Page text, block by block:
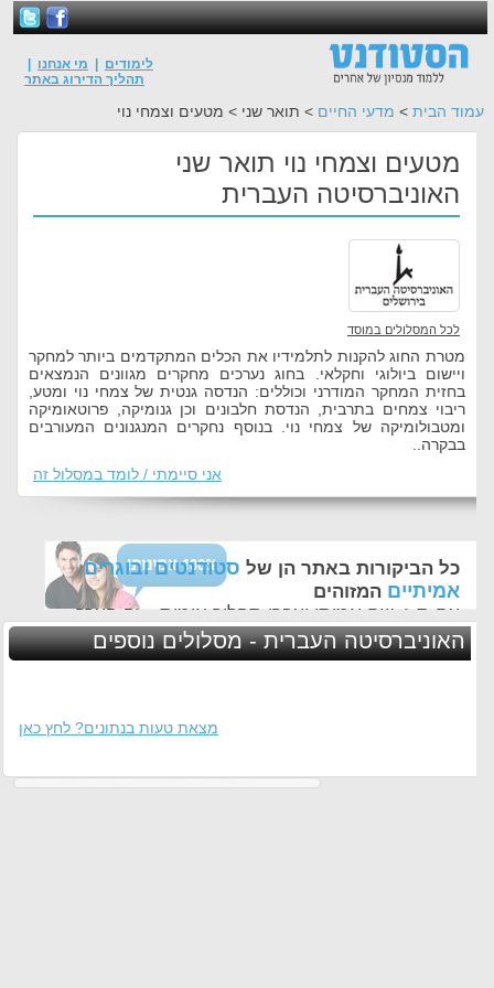
לימודים מי אנחנו
תהליך הדירוג באתר
עמוד הבית > מדעי החיים > תואר שני > מטעים וצמחי נוי
מטעים וצמחי נוי תואר שני
האוניברסיטה העברית
לכל המסלולים במוסד
מטרת החוג להקנות לתלמידיו את הכלים המתקדמים ביותר למחקר
ויישום ביולוגי וחקלאי. בחוג נערכים מחקרים מגוונים הנמצאים
בחזית המחקר המודרני וכוללים: הנדסה גנטית של צמחי נוי ומטע,
ריבוי צמחים בתרבית, הנדסת חלבונים וכן גנומיקה, פרוטאומיקה
ומטבולומיקה של צמחי נוי. בנוסף נחקרים המנגנונים המעורבים
בבקרה..
אני סיימתי / לומד במסלול זה
כל הביקורות באתר הן של סטודנטים ובוגרים
אמיתיים המזוהים
עם ת.ז, שם אמיתי ועברו תהליך אימות - זה הערך
החשוב לנו ביותר באתר
האוניברסיטה העברית - מסלולים נוספים
מצאת טעות בנתונים? לחץ כאן